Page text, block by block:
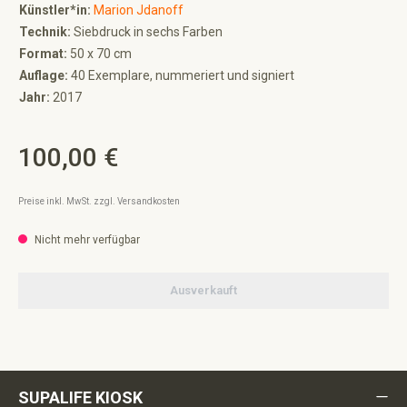
Künstler*in: Marion Jdanoff
Technik: Siebdruck in sechs Farben
Format: 50 x 70 cm
Auflage: 40 Exemplare, nummeriert und signiert
Jahr: 2017
Regulärer Preis:
100,00 €
Preise inkl. MwSt. zzgl. Versandkosten
Nicht mehr verfügbar
Ausverkauft
SUPALIFE KIOSK